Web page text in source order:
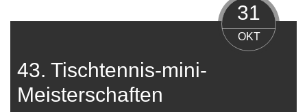
43. Tischtennis-mini-
Meisterschaften
31
OKT